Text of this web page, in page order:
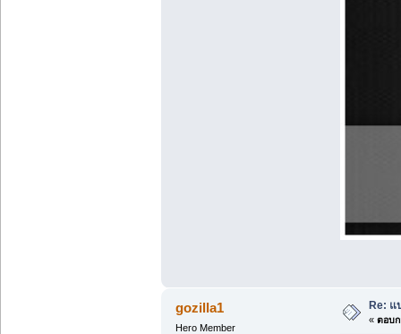
gozilla1
Hero Member
Re:
« ตอบก